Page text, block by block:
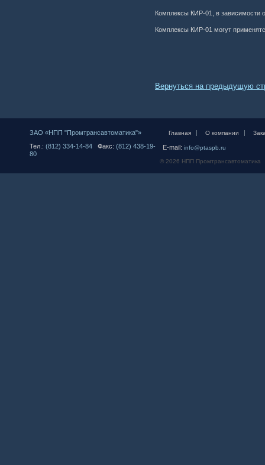
Комплексы КИР-01, в зависимости
Комплексы КИР-01 могут
Вернуться на предыдущую
ЗАО «НПП "Промтрансавтоматика"»
Тел.: (812) 334-14-84 Факс: (812) 438-19-
80
Главная | О компании |
E-mail: info@ptaspb.ru
© 2026 НПП Промтрансавтоматика